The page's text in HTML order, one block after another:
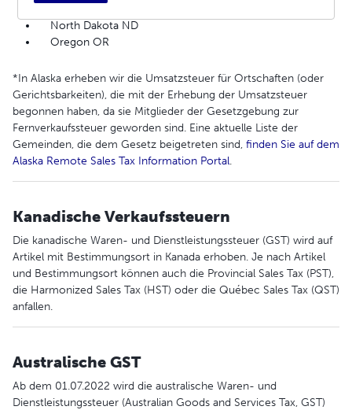
North Dakota ND
Oregon OR
*In Alaska erheben wir die Umsatzsteuer für Ortschaften (oder
Gerichtsbarkeiten), die mit der Erhebung der Umsatzsteuer
begonnen haben, da sie Mitglieder der Gesetzgebung zur
Fernverkaufssteuer geworden sind. Eine aktuelle Liste der
Gemeinden, die dem Gesetz beigetreten sind, finden Sie auf dem
Alaska Remote Sales Tax Information Portal.
Kanadische Verkaufssteuern
Die kanadische Waren- und Dienstleistungssteuer (GST) wird auf
Artikel mit Bestimmungsort in Kanada erhoben. Je nach Artikel
und Bestimmungsort können auch die Provincial Sales Tax (PST),
die Harmonized Sales Tax (HST) oder die Québec Sales Tax (QST)
anfallen.
Australische GST
Ab dem 01.07.2022 wird die australische Waren- und
Dienstleistungssteuer (Australian Goods and Services Tax, GST)